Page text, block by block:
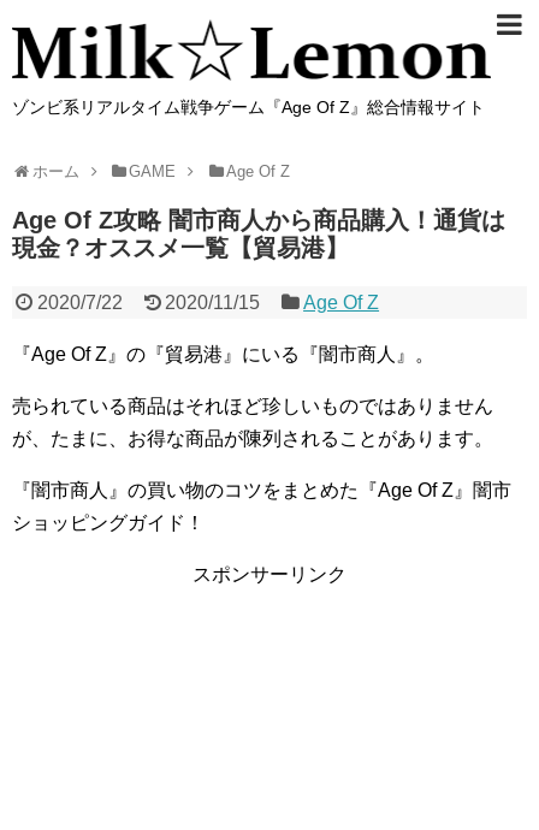
ゾンビ系リアルタイム戦争ゲーム『Age Of Z』総合情報サイト
ホーム GAME Age Of Z
Age Of Z攻略 闇市商人から商品購入！通貨は
現金？オススメ一覧【貿易港】
2020/7/22 2020/11/15 Age Of Z
『Age Of Z』の『貿易港』にいる『闇市商人』。
売られている商品はそれほど珍しいものではありません
が、たまに、お得な商品が陳列されることがあります。
『闇市商人』の買い物のコツをまとめた『Age Of Z』闇市
ショッピングガイド！
スポンサーリンク